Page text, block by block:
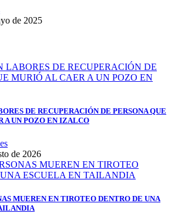
de 2025
DE RECUPERACIÓN DE PERSONA QUE
A UN POZO EN IZALCO
de 2026
MUEREN EN TIROTEO DENTRO DE UNA